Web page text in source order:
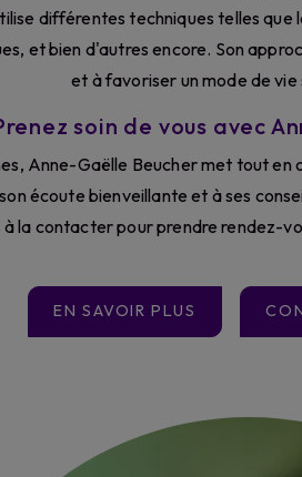
différentes techniques telles
et bien d'autres encore. Son
et à favoriser un mode de vie
soin de vous avec
Anne-Gaëlle Beucher met tout
écoute bienveillante et à ses
la contacter pour prendre rendez-
EN SAVOIR PLUS